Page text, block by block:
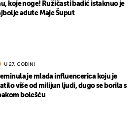
koje noge! Ružičasti badić istaknuo je
adute Maje Šuput
U 27. GODINI
je mlada influencerica koju je
više od milijun ljudi, dugo se borila s
bolešću